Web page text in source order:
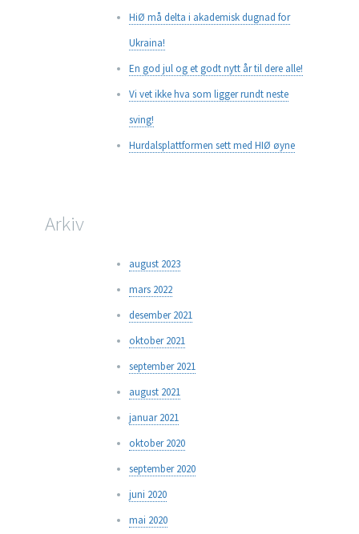
HiØ må delta i akademisk dugnad for
Ukraina!
En god jul og et godt nytt år til dere alle!
Vi vet ikke hva som ligger rundt neste
sving!
Hurdalsplattformen sett med HIØ øyne
Arkiv
august 2023
mars 2022
desember 2021
oktober 2021
september 2021
august 2021
januar 2021
oktober 2020
september 2020
juni 2020
mai 2020